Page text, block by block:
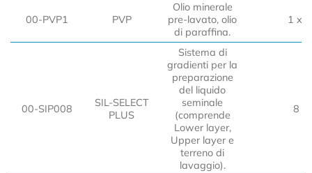
00-PVP1 PVP
Olio minerale
pre-lavato, olio
di paraffina.
1 x
00-SIP008
SIL-SELECT
PLUS
Sistema di
gradienti per la
preparazione
del liquido
seminale
(comprende
Lower layer,
Upper layer e
terreno di
lavaggio).
8